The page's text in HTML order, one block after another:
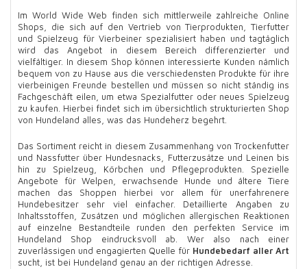
Im World Wide Web finden sich mittlerweile zahlreiche Online
Shops, die sich auf den Vertrieb von Tierprodukten, Tierfutter
und Spielzeug für Vierbeiner spezialisiert haben und tagtäglich
wird das Angebot in diesem Bereich differenzierter und
vielfältiger. In diesem Shop können interessierte Kunden nämlich
bequem von zu Hause aus die verschiedensten Produkte für ihre
vierbeinigen Freunde bestellen und müssen so nicht ständig ins
Fachgeschäft eilen, um etwa Spezialfutter oder neues Spielzeug
zu kaufen. Hierbei findet sich im übersichtlich strukturierten Shop
von Hundeland alles, was das Hundeherz begehrt.
Das Sortiment reicht in diesem Zusammenhang von Trockenfutter
und Nassfutter über Hundesnacks, Futterzusätze und Leinen bis
hin zu Spielzeug, Körbchen und Pflegeprodukten. Spezielle
Angebote für Welpen, erwachsende Hunde und ältere Tiere
machen das Shoppen hierbei vor allem für unerfahrenere
Hundebesitzer sehr viel einfacher. Detaillierte Angaben zu
Inhaltsstoffen, Zusätzen und möglichen allergischen Reaktionen
auf einzelne Bestandteile runden den perfekten Service im
Hundeland Shop eindrucksvoll ab. Wer also nach einer
zuverlässigen und engagierten Quelle für Hundebedarf aller Art
sucht, ist bei Hundeland genau an der richtigen Adresse.